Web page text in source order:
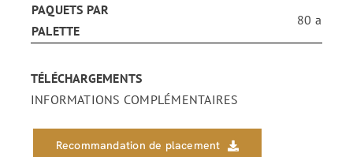
PAQUETS PAR
PALETTE
80 a
TÉLÉCHARGEMENTS
INFORMATIONS COMPLÉMENTAIRES
Recommandation de placement